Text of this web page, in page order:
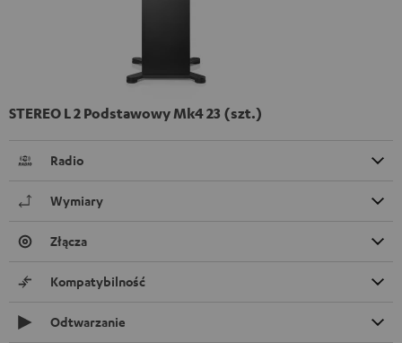
STEREO L 2 Podstawowy Mk4 23 (szt.)
Radio
Wymiary
Złącza
Kompatybilność
Odtwarzanie